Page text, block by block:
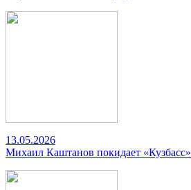
13.05.2026
Михаил Каштанов покидает «Кузбасс»